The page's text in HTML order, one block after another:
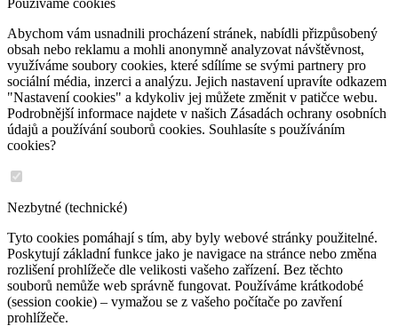
Používáme cookies
Abychom vám usnadnili procházení stránek, nabídli přizpůsobený
obsah nebo reklamu a mohli anonymně analyzovat návštěvnost,
využíváme soubory cookies, které sdílíme se svými partnery pro
sociální média, inzerci a analýzu. Jejich nastavení upravíte odkazem
"Nastavení cookies" a kdykoliv jej můžete změnit v patičce webu.
Podrobnější informace najdete v našich Zásadách ochrany osobních
údajů a používání souborů cookies. Souhlasíte s používáním
cookies?
Nezbytné (technické)
Tyto cookies pomáhají s tím, aby byly webové stránky použitelné.
Poskytují základní funkce jako je navigace na stránce nebo změna
rozlišení prohlížeče dle velikosti vašeho zařízení. Bez těchto
souborů nemůže web správně fungovat. Používáme krátkodobé
(session cookie) – vymažou se z vašeho počítače po zavření
prohlížeče.